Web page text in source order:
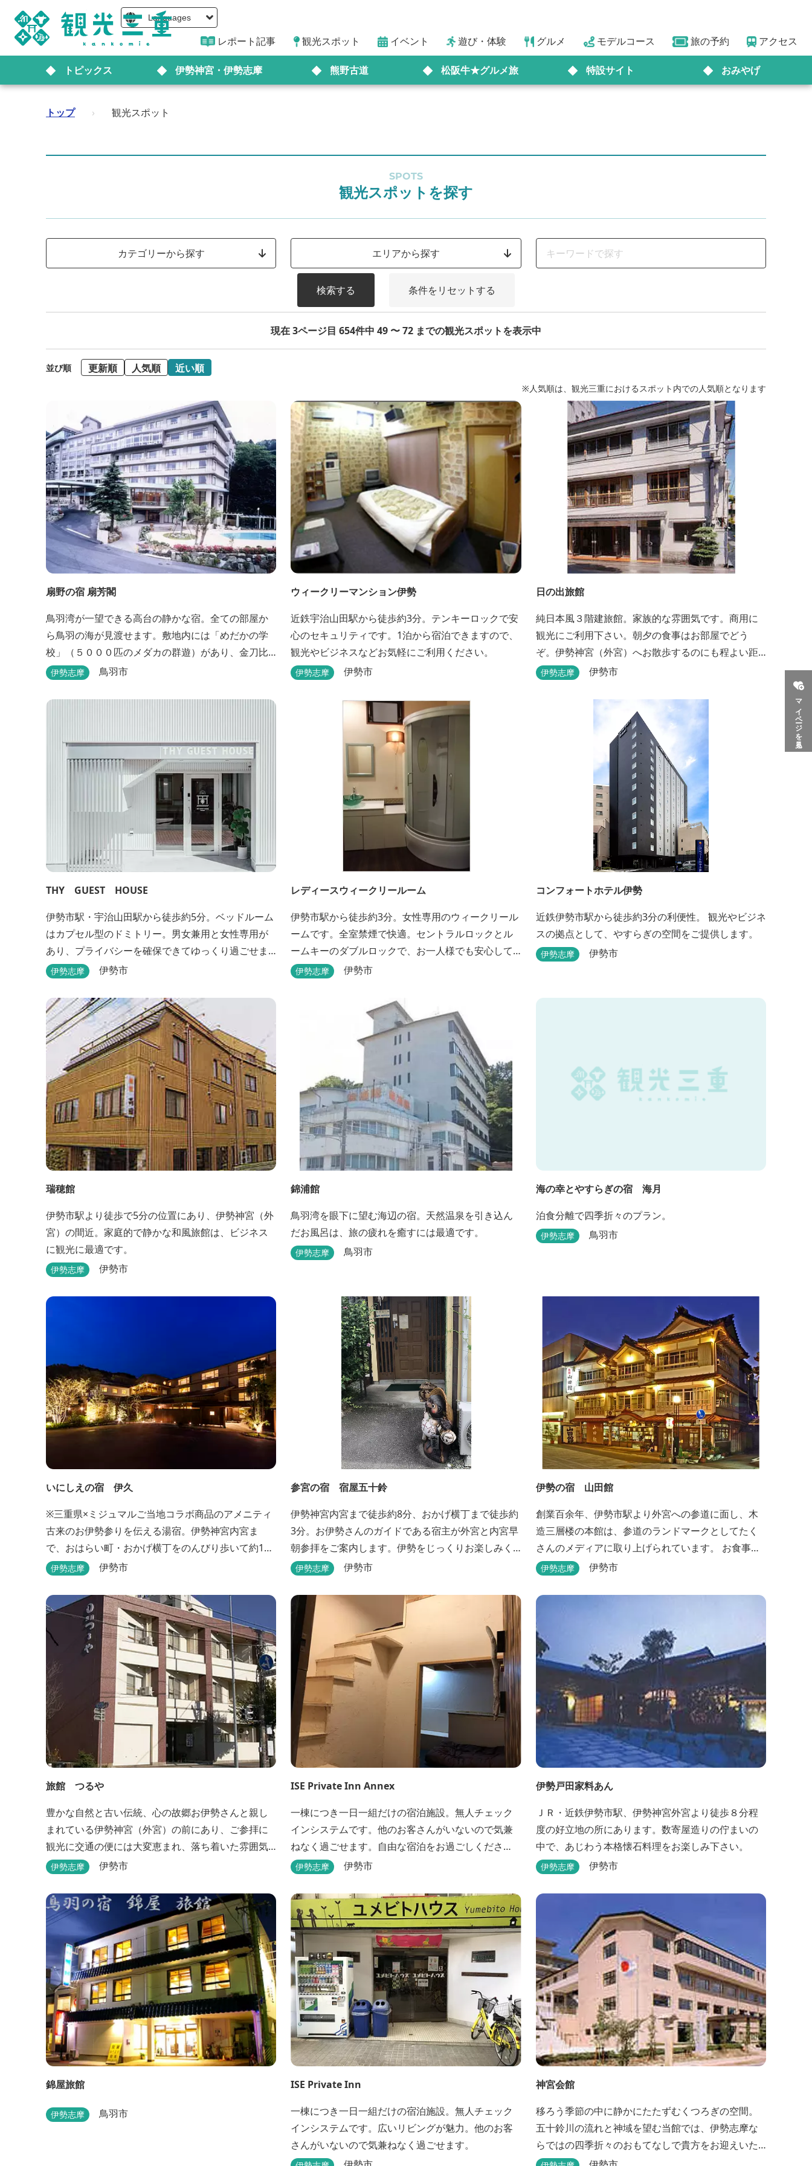
Languages
レポート記事 観光スポット イベント 遊び・体験 グルメ モデルコース 旅の予約 アクセス
トピックス 伊勢神宮・伊勢志摩 熊野古道 松阪牛★グルメ旅 特設サイト おみやげ
マイページを見る
トップ › 観光スポット
SPOTS
観光スポットを探す
カテゴリーから探す エリアから探す
検索する 条件をリセットする
現在 3ページ目 654件中 49 〜 72 までの観光スポットを表示中
並び順 更新順 人気順 近い順
※人気順は、観光三重におけるスポット内での人気順となります
扇野の宿 扇芳閣
鳥羽湾が一望できる高台の静かな宿。全ての部屋か
ら鳥羽の海が見渡せます。敷地内には「めだかの学
校」（５０００匹のメダカの群遊）があり、金刀比
羅宮への散策道には梅や桜など四季折々の花が咲き
会うことが出来ます。 扇野温泉”初蕾の湯”では、水
伊勢志摩 鳥羽市
ウィークリーマンション伊勢
近鉄宇治山田駅から徒歩約3分。テンキーロックで安
心のセキュリティです。1泊から宿泊できますので、
観光やビジネスなどお気軽にご利用ください。
伊勢志摩 伊勢市
日の出旅館
純日本風３階建旅館。家族的な雰囲気です。商用に
観光にご利用下さい。朝夕の食事はお部屋でどう
ぞ。伊勢神宮（外宮）へお散歩するのにも程よい距
離です。
伊勢志摩 伊勢市
THY GUEST HOUSE
伊勢市駅・宇治山田駅から徒歩約5分。ベッドルーム
はカプセル型のドミトリー。男女兼用と女性専用が
あり、プライバシーを確保できてゆっくり過ごせま
す。
伊勢志摩 伊勢市
レディースウィークリールーム
伊勢市駅から徒歩約3分。女性専用のウィークリール
ームです。全室禁煙で快適。セントラルロックとル
ームキーのダブルロックで、お一人様でも安心して
宿泊できます。
伊勢志摩 伊勢市
コンフォートホテル伊勢
近鉄伊勢市駅から徒歩約3分の利便性。 観光やビジネ
スの拠点として、やすらぎの空間をご提供します。
伊勢志摩 伊勢市
瑞穂館
伊勢市駅より徒歩で5分の位置にあり、伊勢神宮（外
宮）の間近。家庭的で静かな和風旅館は、ビジネス
に観光に最適です。
伊勢志摩 伊勢市
錦浦館
鳥羽湾を眼下に望む海辺の宿。天然温泉を引き込ん
だお風呂は、旅の疲れを癒すには最適です。
伊勢志摩 鳥羽市
海の幸とやすらぎの宿 海月
泊食分離で四季折々のプラン。
伊勢志摩 鳥羽市
いにしえの宿 伊久
※三重県×ミジュマルご当地コラボ商品のアメニティ
古来のお伊勢参りを伝える湯宿。伊勢神宮内宮ま
で、おはらい町・おかげ横丁をのんびり歩いて約15
分。 部屋・風呂の前に広がる豊かな森は、そのまま
っている・・そんな気持ちになる宿です。 館内には2
つの大浴場と趣の異なる３つの貸切露天風呂を楽し
めます。
伊勢志摩 伊勢市
参宮の宿 宿屋五十鈴
伊勢神宮内宮まで徒歩約8分、おかげ横丁まで徒歩約
3分。お伊勢さんのガイドである宿主が外宮と内宮早
朝参拝をご案内します。伊勢をじっくりお楽しみく
ださい。
伊勢志摩 伊勢市
伊勢の宿 山田館
創業百余年、伊勢市駅より外宮への参道に面し、木
造三層楼の本館は、参道のランドマークとしてたく
さんのメディアに取り上げられています。 お食事も
伊勢志摩の食材をお値打ちに堪能できるとご好評い
伊勢志摩 伊勢市
旅館 つるや
豊かな自然と古い伝統、心の故郷お伊勢さんと親し
まれている伊勢神宮（外宮）の前にあり、ご参拝に
観光に交通の便には大変恵まれ、落ち着いた雰囲気
と家庭的な気楽さでご愛顧を頂いております。
伊勢志摩 伊勢市
ISE Private Inn Annex
一棟につき一日一組だけの宿泊施設。無人チェック
インシステムです。他のお客さんがいないので気兼
ねなく過ごせます。自由な宿泊をお過ごしくださ
い。
伊勢志摩 伊勢市
伊勢戸田家料あん
ＪＲ・近鉄伊勢市駅、伊勢神宮外宮より徒歩８分程
度の好立地の所にあります。数寄屋造りの佇まいの
中で、あじわう本格懐石料理をお楽しみ下さい。
伊勢志摩 伊勢市
錦屋旅館
伊勢志摩 鳥羽市
ISE Private Inn
一棟につき一日一組だけの宿泊施設。無人チェック
インシステムです。広いリビングが魅力。他のお客
さんがいないので気兼ねなく過ごせます。
神宮会館
移ろう季節の中に静かにたたずむくつろぎの空間。
五十鈴川の流れと神域を望む当館では、伊勢志摩な
らではの四季折々のおもてなしで貴方をお迎えいた
します。伊勢神宮（内宮）に歩いて５分。早朝参拝